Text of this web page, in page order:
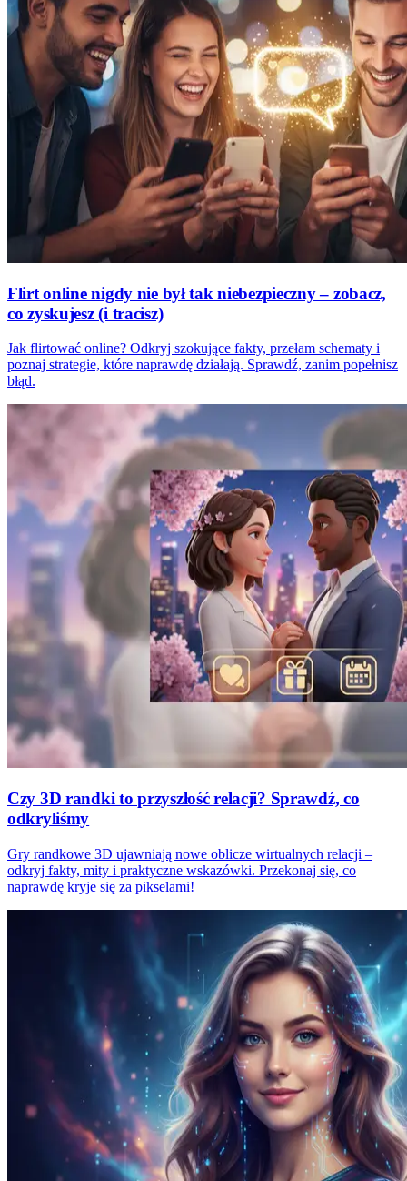
Flirt online nigdy nie był tak niebezpieczny – zobacz,
co zyskujesz (i tracisz)
Jak flirtować online? Odkryj szokujące fakty, przełam schematy i
poznaj strategie, które naprawdę działają. Sprawdź, zanim popełnisz
błąd.
Czy 3D randki to przyszłość relacji? Sprawdź, co
odkryliśmy
Gry randkowe 3D ujawniają nowe oblicze wirtualnych relacji –
odkryj fakty, mity i praktyczne wskazówki. Przekonaj się, co
naprawdę kryje się za pikselami!